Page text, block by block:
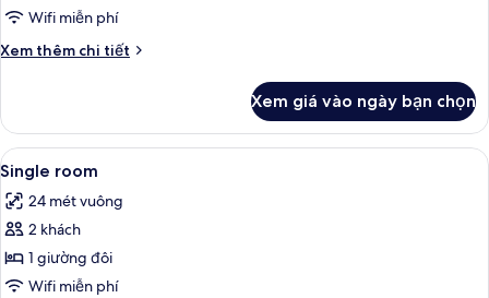
Wifi miễn phí
Xem thêm chi tiết
Chi
Phòng
Xem giá vào ngày bạn chọn
Xem
tất
cả
ảnh
Single
room
Minibar, két bảo mật tại phòng,
3
Single room
24 mét vuông
2 khách
1 giường đôi
Wifi miễn phí